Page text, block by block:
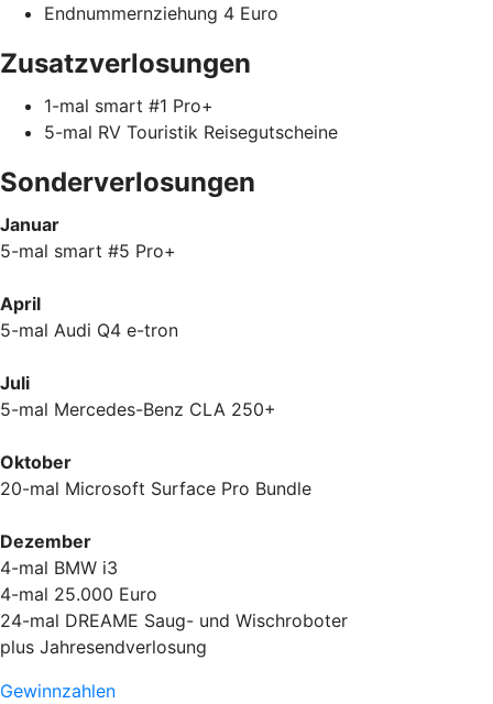
Endnummernziehung 4 Euro
Zusatzverlosungen
1-mal smart #1 Pro+
5-mal RV Touristik Reisegutscheine
Sonderverlosungen
Januar
5-mal smart #5 Pro+
April
5-mal Audi Q4 e-tron
Juli
5-mal Mercedes-Benz CLA 250+
Oktober
20-mal Microsoft Surface Pro Bundle
Dezember
4-mal BMW i3
4-mal 25.000 Euro
24-mal DREAME Saug- und Wischroboter
plus Jahresendverlosung
Gewinnzahlen